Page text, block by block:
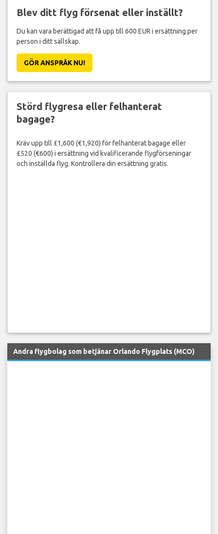
Blev ditt flyg försenat eller inställt?
Du kan vara berättigad att få upp till 600 EUR i ersättning per
person i ditt sällskap.
GÖR ANSPRÅK NU!
Störd flygresa eller felhanterat
bagage?
Kräv upp till £1,600 (€1,920) för felhanterat bagage eller
£520 (€600) i ersättning vid kvalificerande flygförseningar
och inställda flyg. Kontrollera din ersättning gratis.
Andra flygbolag som betjänar Orlando Flygplats (MCO)